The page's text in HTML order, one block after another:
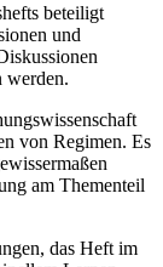
beteiligt
und
werden.
von Regimen. Es
am Thementeil
das Heft im